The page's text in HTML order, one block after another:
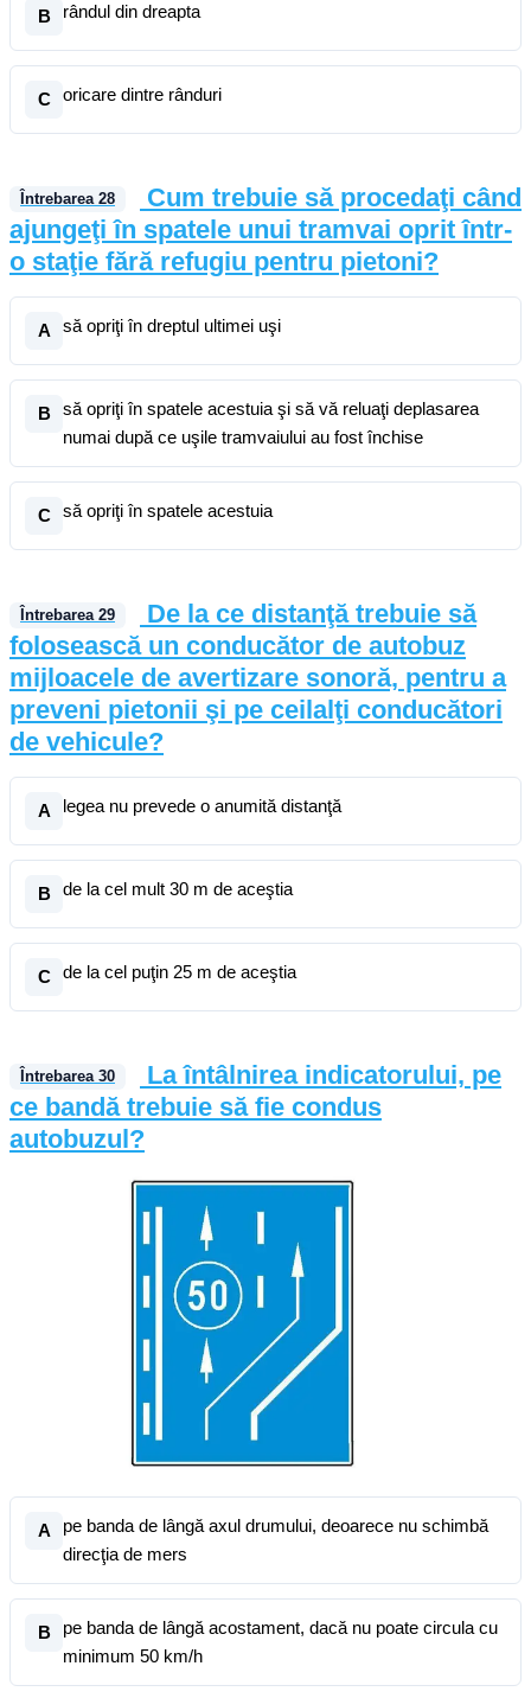
B rândul din dreapta
C oricare dintre rânduri
Întrebarea 28
Cum trebuie să procedaţi când
ajungeţi în spatele unui tramvai oprit într-
o staţie fără refugiu pentru pietoni?
A să opriţi în dreptul ultimei uşi
B
să opriţi în spatele acestuia şi să vă reluaţi deplasarea
numai după ce uşile tramvaiului au fost închise
C să opriţi în spatele acestuia
Întrebarea 29
De la ce distanţă trebuie să
folosească un conducător de autobuz
mijloacele de avertizare sonoră, pentru a
preveni pietonii şi pe ceilalţi conducători
de vehicule?
A legea nu prevede o anumită distanţă
B de la cel mult 30 m de aceştia
C de la cel puţin 25 m de aceştia
Întrebarea 30
La întâlnirea indicatorului, pe
ce bandă trebuie să fie condus
autobuzul?
A
pe banda de lângă axul drumului, deoarece nu schimbă
direcţia de mers
B
pe banda de lângă acostament, dacă nu poate circula cu
minimum 50 km/h